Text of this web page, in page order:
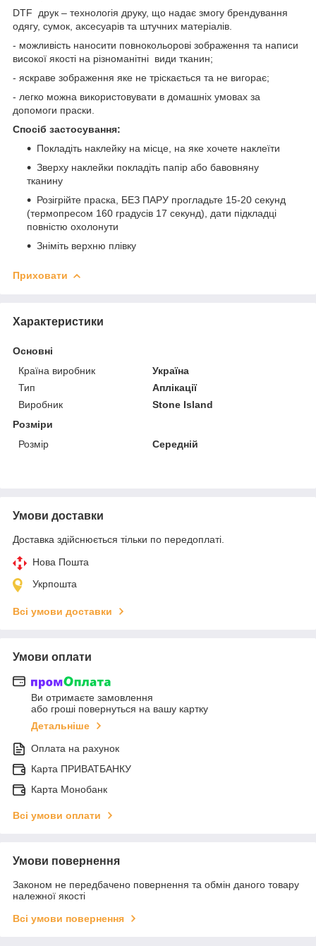
DTF друк – технологія друку, що надає змогу брендування
одягу, сумок, аксесуарів та штучних матеріалів.
- можливість наносити повнокольорові зображення та написи
високої якості на різноманітні види тканин;
- яскраве зображення яке не тріскається та не вигорає;
- легко можна використовувати в домашніх умовах за
допомоги праски.
Спосіб застосування:
Покладіть наклейку на місце, на яке хочете наклеїти
Зверху наклейки покладіть папір або бавовняну
тканину
Розігрійте праска, БЕЗ ПАРУ прогладьте 15-20 секунд
(термопресом 160 градусів 17 секунд), дати підкладці
повністю охолонути
Зніміть верхню плівку
Приховати
Характеристики
Основні
Країна виробник
Україна
Тип
Аплікації
Виробник
Stone Island
Розміри
Розмір
Середній
Умови доставки
Доставка здійснюється тільки по передоплаті.
Нова Пошта
Укрпошта
Всі умови доставки
Умови оплати
Ви отримаєте замовлення
або гроші повернуться на вашу картку
Детальніше
Оплата на рахунок
Карта ПРИВАТБАНКУ
Карта Монобанк
Всі умови оплати
Умови повернення
Законом не передбачено повернення та обмін даного товару
належної якості
Всі умови повернення